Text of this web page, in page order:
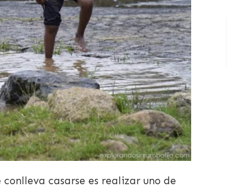
casarse es realizar uno de